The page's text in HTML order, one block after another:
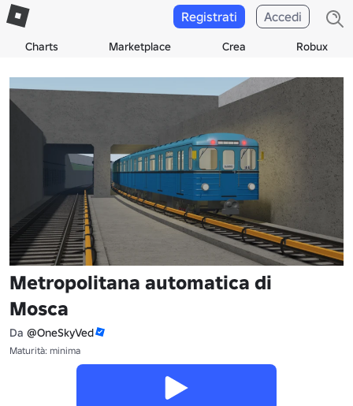
Charts Marketplace Crea Robux
Registrati Accedi
Metropolitana automatica di
Mosca
Da @OneSkyVed
Maturità: minima